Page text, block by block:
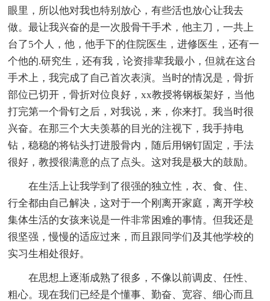
眼里，所以他对我也特别放心，有些活也放心让我去
做。最让我兴奋的是一次股骨干手术，他主刀，一共上
台了5个人，他，他手下的住院医生，进修医生，还有一
个他的.研究生，还有我，论资排辈我最小，但就在这台
手术上，我完成了自己首次表演。当时的情况是，骨折
部位已切开，骨折对位良好，xx教授将钢板架好，当他
打完第一个骨钉之后，对我说，来，你来打。我当时很
兴奋。在那三个大夫羡慕的目光的注视下，我手持电
钻，稳稳的将钻头打进股骨内，随后用钢钉固定，手法
很好，教授很满意的点了点头。这对我是极大的鼓励。
在生活上让我学到了很强的独立性，衣、食、住、
行全都由自己解决，这对于一个刚离开家庭，离开学校
集体生活的女孩来说是一件非常困难的事情。但我还是
很坚强，慢慢的适应过来，而且跟同学们及其他学校的
实习生相处很好。
在思想上逐渐成熟了很多，不像以前调皮、任性、
粗心。现在我们已经是个懂事、勤奋、宽容、细心而且